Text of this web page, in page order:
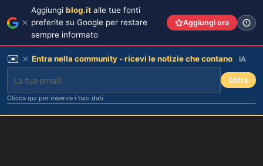
Aggiungi blog.it alle tue fonti
preferite su Google per restare
sempre informato
Aggiungi ora
✉️ Entra nella community - ricevi le notizie che contano IA
Entra
Clicca qui per inserire i tuoi dati